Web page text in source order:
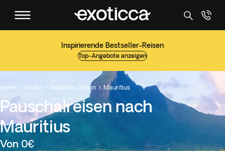
Inspirierende Bestseller-Reisen
Top-Angebote anzeigen
Home  Afrika  Indischer Ozean  Mauritius
Pauschalreisen nach
Mauritius
Von 0€